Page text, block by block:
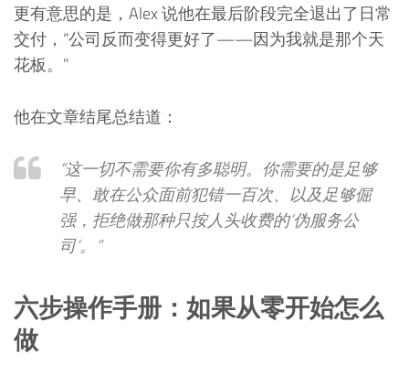
更有意思的是，Alex 说他在最后阶段完全退出了日常
交付，“公司反而变得更好了——因为我就是那个天
花板。”
他在文章结尾总结道：
“这一切不需要你有多聪明。你需要的是足够
早、敢在公众面前犯错一百次、以及足够倔
强，拒绝做那种只按人头收费的’伪服务公
司’。”
六步操作手册：如果从零开始怎么
做